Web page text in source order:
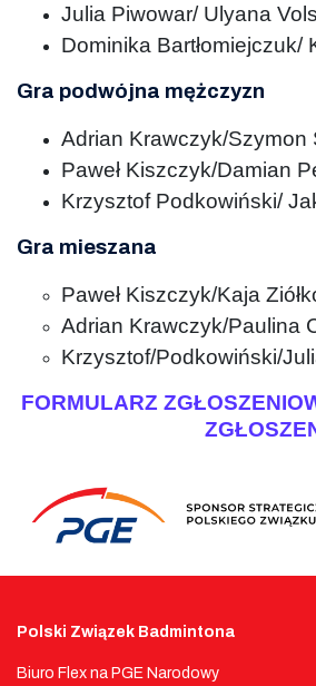
Julia Piwowar/ Ulyana
Dominika Bartłomiejczuk/
Gra podwójna mężczyzn
Adrian Krawczyk/Szymon
Paweł Kiszczyk/Damian
Krzysztof Podkowiński/
Gra mieszana
Paweł Kiszczyk/Kaja
Adrian Krawczyk/Paulina
Krzysztof/Podkowiński/
FORMULARZ
Polski Związek Badmintona
Biuro Flex na PGE Narodowy